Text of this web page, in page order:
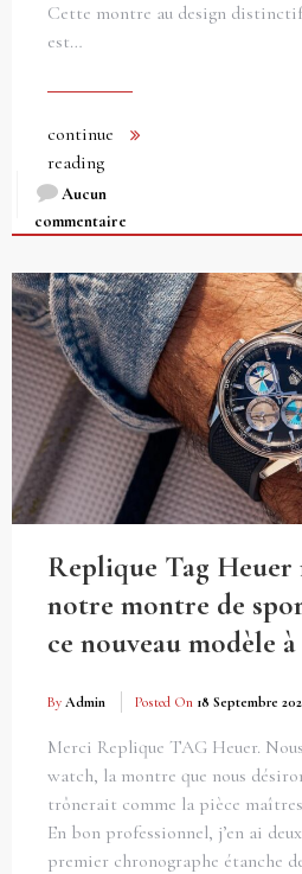
Cette montre au design
est…
continue
reading
Aucun
commentaire
Replique Tag Heuer
notre montre de
ce nouveau modèle
By Admin Posted On 18 Septembre
Merci Replique TAG Heuer.
watch, la montre que nous
trônerait comme la pièce
En bon professionnel, j’en ai
premier chronographe étanche